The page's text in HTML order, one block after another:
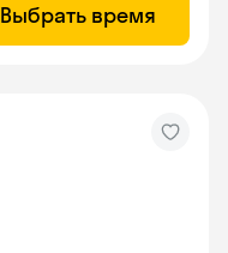
Выбрать время